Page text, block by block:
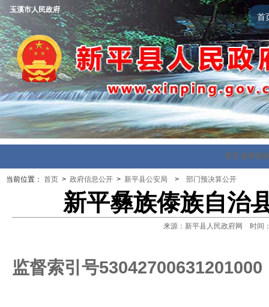
首
玉溪市人民政府
首页 政府信
当前位置： 首页 > 政府信息公开 > 新平县公安局 > 部门预决算公开
新平彝族傣族自治
来源：新平县人民政府网 时间
监督索引号53042700631201000